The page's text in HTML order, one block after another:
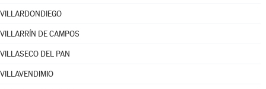
VILLARDONDIEGO
VILLARRÍN DE CAMPOS
VILLASECO DEL PAN
VILLAVENDIMIO